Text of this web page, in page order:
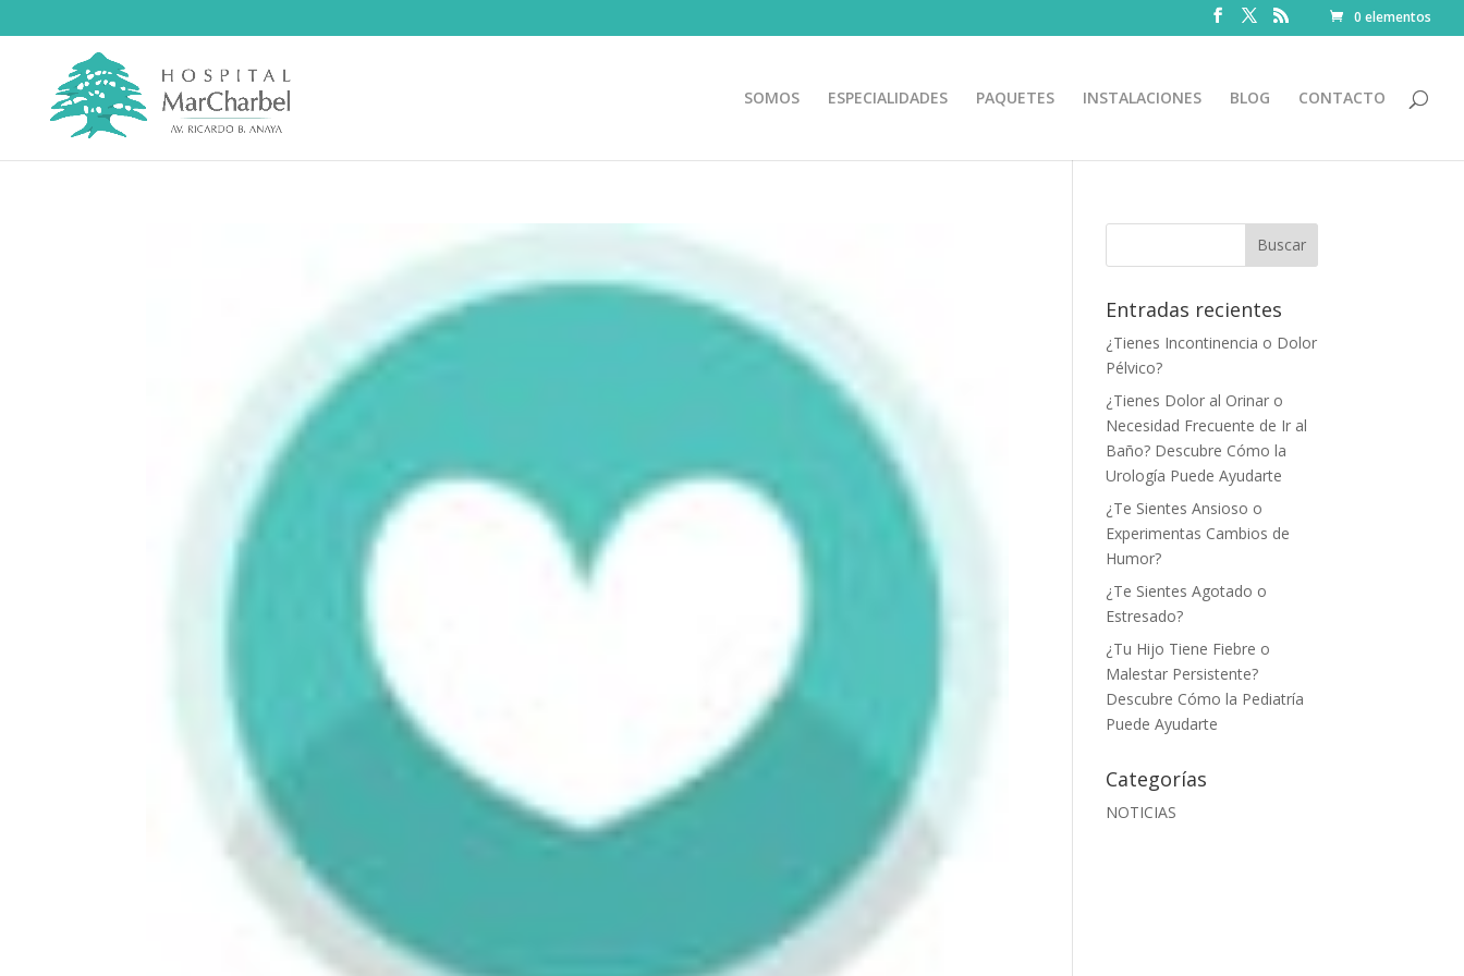
0 elementos
SOMOS ESPECIALIDADES PAQUETES INSTALACIONES BLOG CONTACTO
Entradas recientes
¿Tienes Incontinencia o Dolor
Pélvico?
¿Tienes Dolor al Orinar o
Necesidad Frecuente de Ir al
Baño? Descubre Cómo la
Urología Puede Ayudarte
¿Te Sientes Ansioso o
Experimentas Cambios de
Humor?
¿Te Sientes Agotado o
Estresado?
¿Tu Hijo Tiene Fiebre o
Malestar Persistente?
Descubre Cómo la Pediatría
Puede Ayudarte
Categorías
NOTICIAS